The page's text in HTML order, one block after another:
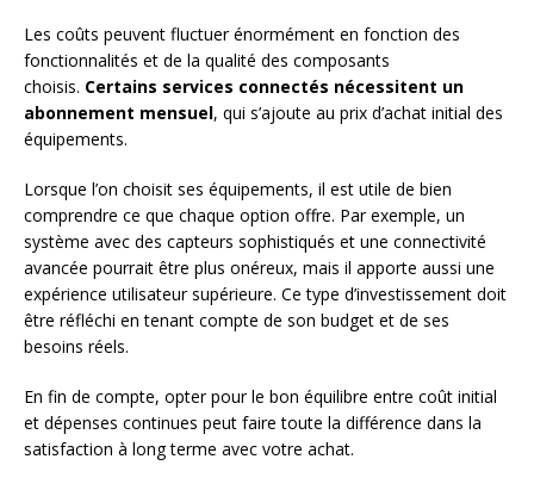
Les coûts peuvent fluctuer énormément en fonction des
fonctionnalités et de la qualité des composants
choisis. Certains services connectés nécessitent un
abonnement mensuel, qui s’ajoute au prix d’achat initial des
équipements.
Lorsque l’on choisit ses équipements, il est utile de bien
comprendre ce que chaque option offre. Par exemple, un
système avec des capteurs sophistiqués et une connectivité
avancée pourrait être plus onéreux, mais il apporte aussi une
expérience utilisateur supérieure. Ce type d’investissement doit
être réfléchi en tenant compte de son budget et de ses
besoins réels.
En fin de compte, opter pour le bon équilibre entre coût initial
et dépenses continues peut faire toute la différence dans la
satisfaction à long terme avec votre achat.